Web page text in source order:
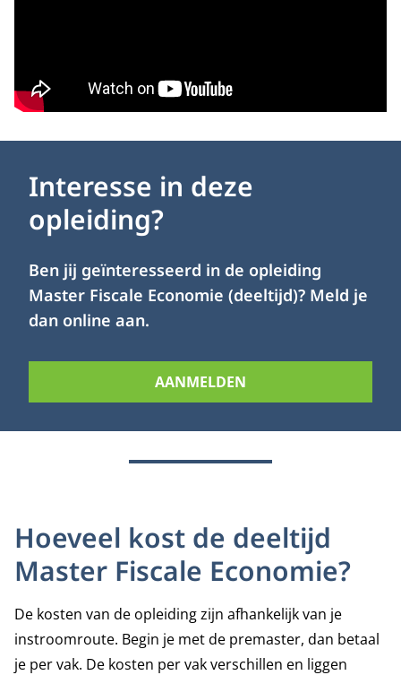
Interesse in deze
opleiding?
Ben jij geïnteresseerd in de opleiding
Master Fiscale Economie (deeltijd)? Meld je
dan online aan.
AANMELDEN
Hoeveel kost de deeltijd
Master Fiscale Economie?
De kosten van de opleiding zijn afhankelijk van je
instroomroute. Begin je met de premaster, dan betaal
je per vak. De kosten per vak verschillen en liggen